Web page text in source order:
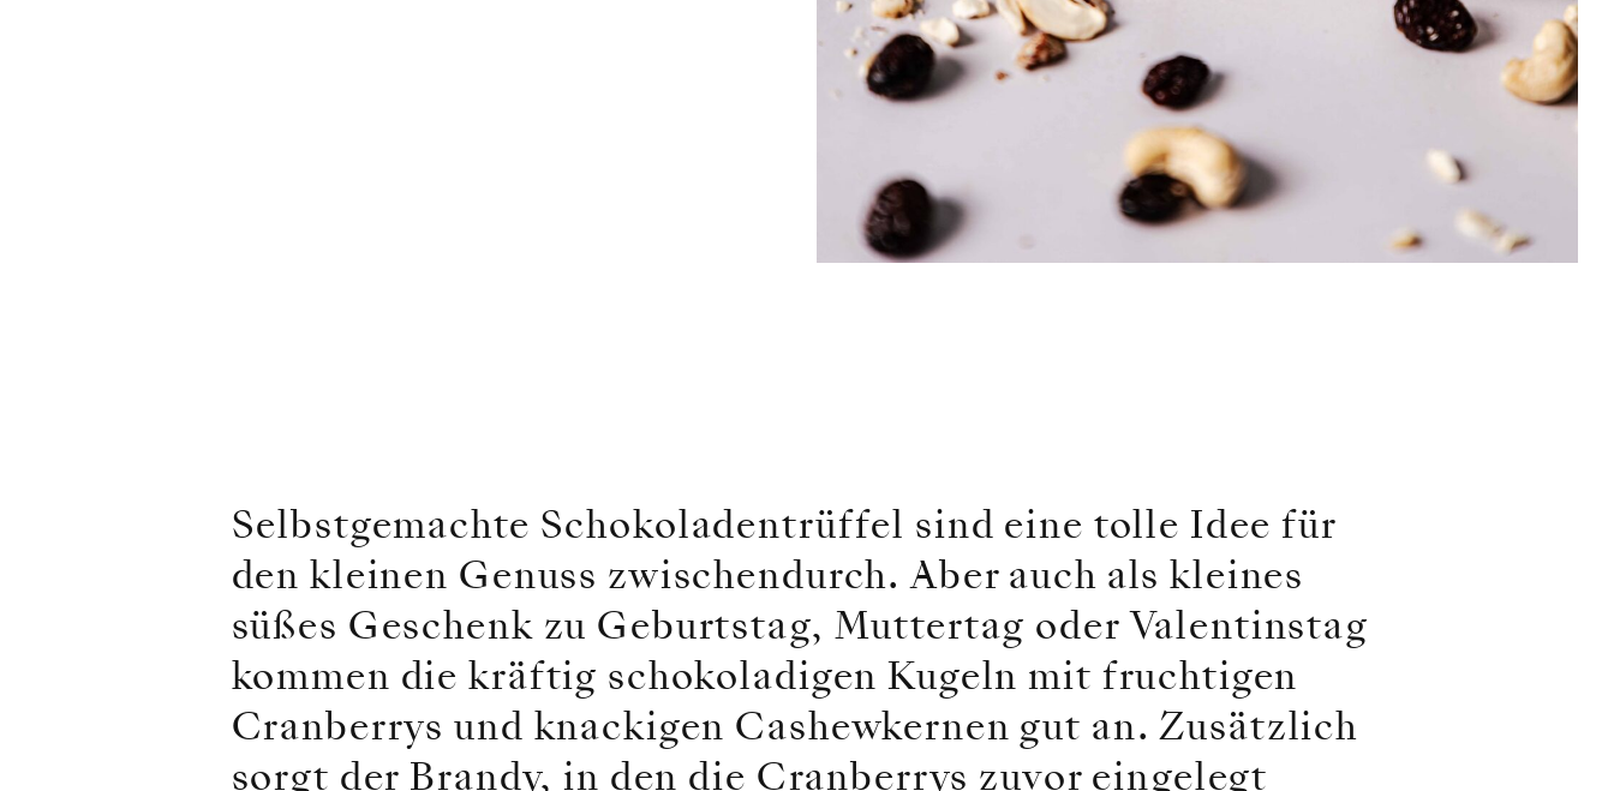
Selbstgemachte Schokoladentrüffel sind eine tolle Idee für
den kleinen Genuss zwischendurch. Aber auch als kleines
süßes Geschenk zu Geburtstag, Muttertag oder Valentinstag
kommen die kräftig schokoladigen Kugeln mit fruchtigen
Cranberrys und knackigen Cashewkernen gut an. Zusätzlich
sorgt der Brandy, in den die Cranberrys zuvor eingelegt